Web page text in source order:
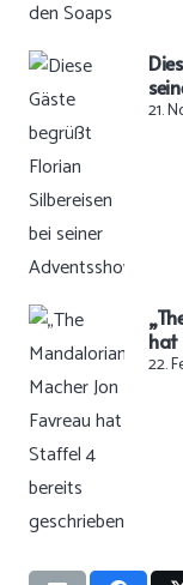
21.
hat
22.